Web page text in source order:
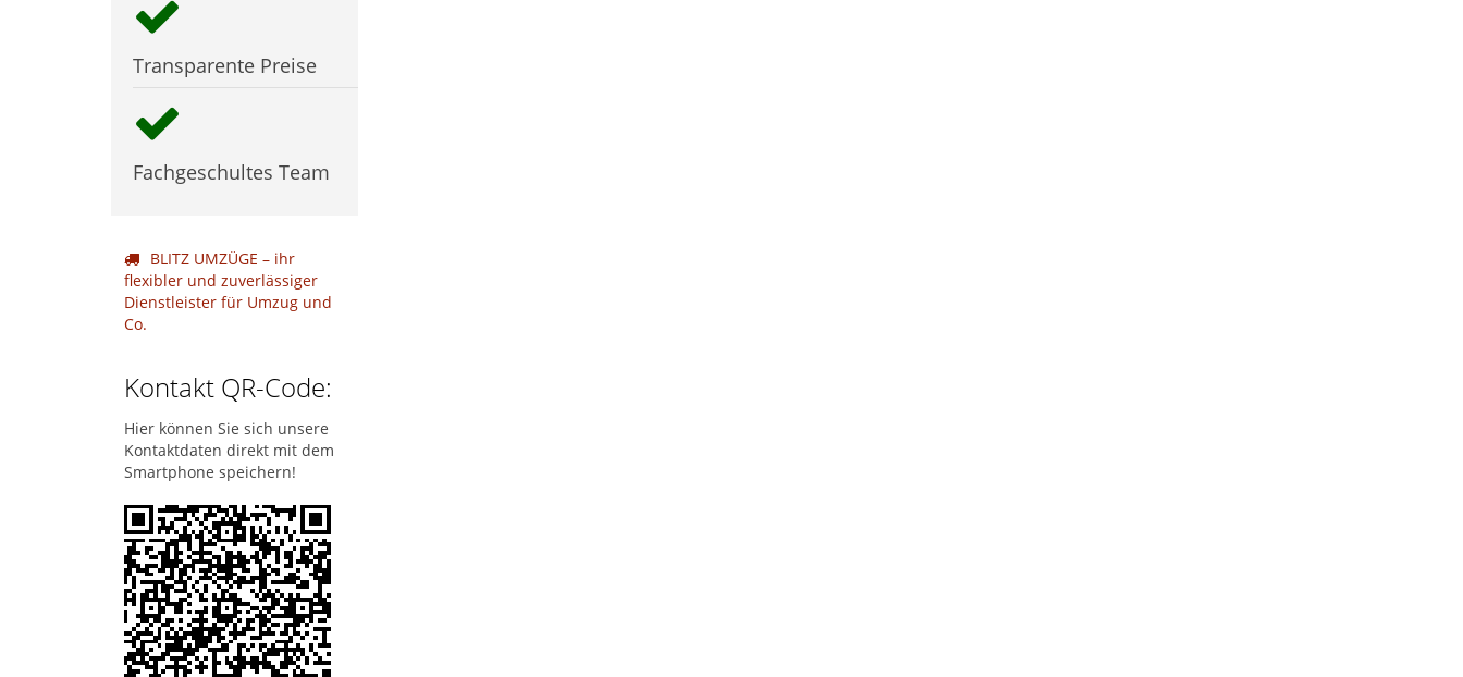
Transparente Preise
Fachgeschultes Team
BLITZ UMZÜGE – ihr
flexibler und zuverlässiger
Dienstleister für Umzug und
Co.
Kontakt QR-Code:
Hier können Sie sich unsere
Kontaktdaten direkt mit dem
Smartphone speichern!